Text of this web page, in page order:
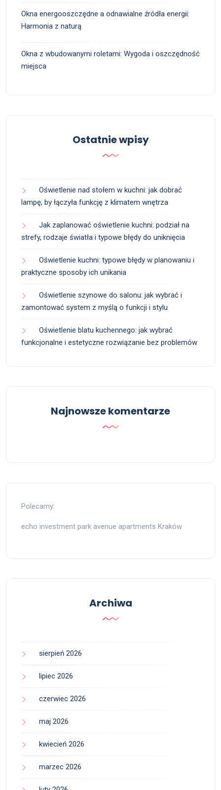
Okna energooszczędne a odnawialne źródła energii:
Harmonia z naturą
Okna z wbudowanymi roletami: Wygoda i oszczędność
miejsca
Ostatnie wpisy
Oświetlenie nad stołem w kuchni: jak dobrać
lampę, by łączyła funkcję z klimatem wnętrza
Jak zaplanować oświetlenie kuchni: podział na
strefy, rodzaje światła i typowe błędy do uniknięcia
Oświetlenie kuchni: typowe błędy w planowaniu i
praktyczne sposoby ich unikania
Oświetlenie szynowe do salonu: jak wybrać i
zamontować system z myślą o funkcji i stylu
Oświetlenie blatu kuchennego: jak wybrać
funkcjonalne i estetyczne rozwiązanie bez problemów
Najnowsze komentarze
Polecamy:
echo investment park avenue apartments Kraków
Archiwa
sierpień 2026
lipiec 2026
czerwiec 2026
maj 2026
kwiecień 2026
marzec 2026